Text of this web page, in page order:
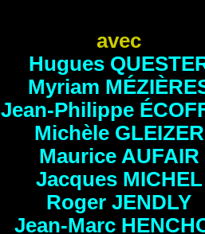
avec
Hugues
Myriam
Jean-Philippe
Michèle GLEIZER
Maurice AUFAIR
Jacques MICHEL
Roger JENDLY
Jean-Marc